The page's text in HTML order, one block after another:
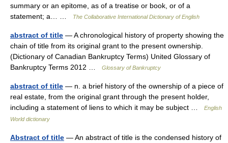
summary or an epitome, as of a treatise or book, or of a
statement; a… …
The Collaborative International Dictionary of English
abstract of title — A chronological history of property showing the
chain of title from its original grant to the present ownership.
(Dictionary of Canadian Bankruptcy Terms) United Glossary of
Bankruptcy Terms 2012 …
Glossary of Bankruptcy
abstract of title — n. a brief history of the ownership of a piece of
real estate, from the original grant through the present holder,
including a statement of liens to which it may be subject …
English
World dictionary
Abstract of title — An abstract of title is the condensed history of